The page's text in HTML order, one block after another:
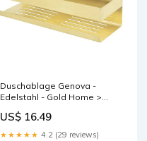
Duschablage Genova -
Edelstahl - Gold Home >
US$ 16.49
★★★★★ 4.2 (29 reviews)